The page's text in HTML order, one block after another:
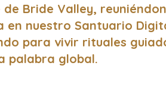
Bride Valley,
en nuestro Santuario
para vivir rituales
palabra global.